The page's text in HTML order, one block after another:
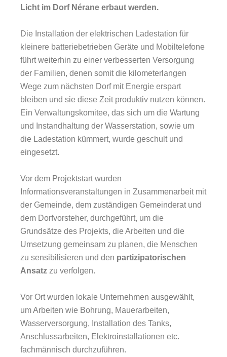
Licht im Dorf Nérane erbaut werden.
Die Installation der elektrischen Ladestation für
kleinere batteriebetrieben Geräte und Mobiltelefone
führt weiterhin zu einer verbesserten Versorgung
der Familien, denen somit die kilometerlangen
Wege zum nächsten Dorf mit Energie erspart
bleiben und sie diese Zeit produktiv nutzen können.
Ein Verwaltungskomitee, das sich um die Wartung
und Instandhaltung der Wasserstation, sowie um
die Ladestation kümmert, wurde geschult und
eingesetzt.
Vor dem Projektstart wurden
Informationsveranstaltungen in Zusammenarbeit mit
der Gemeinde, dem zuständigen Gemeinderat und
dem Dorfvorsteher, durchgeführt, um die
Grundsätze des Projekts, die Arbeiten und die
Umsetzung gemeinsam zu planen, die Menschen
zu sensibilisieren und den partizipatorischen
Ansatz zu verfolgen.
Vor Ort wurden lokale Unternehmen ausgewählt,
um Arbeiten wie Bohrung, Mauerarbeiten,
Wasserversorgung, Installation des Tanks,
Anschlussarbeiten, Elektroinstallationen etc.
fachmännisch durchzuführen.